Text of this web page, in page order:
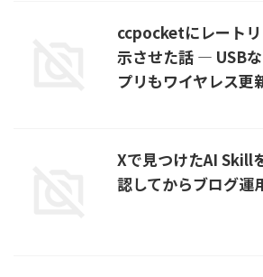
ccpocketにレート
示させた話 — USB
プリもワイヤレス更
Xで見つけたAI Skill
認してからブログ運